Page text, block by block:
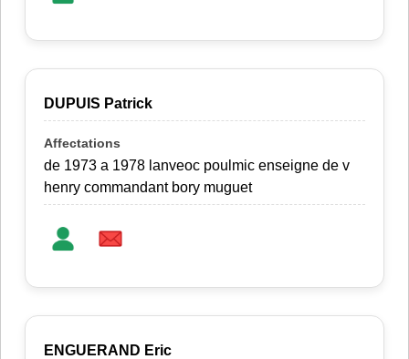
DUPUIS Patrick
de 1973 a 1978 lanveoc poulmic enseigne de v
henry commandant bory muguet
ENGUERAND Eric